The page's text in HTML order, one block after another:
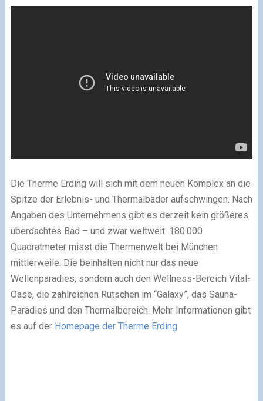
Die Therme Erding will sich mit dem neuen Komplex an die
Spitze der Erlebnis- und Thermalbäder aufschwingen. Nach
Angaben des Unternehmens gibt es derzeit kein größeres
überdachtes Bad – und zwar weltweit. 180.000
Quadratmeter misst die Thermenwelt bei München
mittlerweile. Die beinhalten nicht nur das neue
Wellenparadies, sondern auch den Wellness-Bereich Vital-
Oase, die zahlreichen Rutschen im “Galaxy”, das Sauna-
Paradies und den Thermalbereich. Mehr Informationen gibt
es auf der Homepage der Therme Erding.